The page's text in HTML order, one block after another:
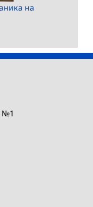
на
№1